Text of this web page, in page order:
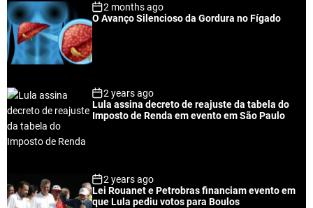
2 months ago
O Avanço Silencioso da Gordura no Fígado
2 years ago
Lula assina decreto de reajuste da tabela do
Imposto de Renda em evento em São Paulo
2 years ago
Lei Rouanet e Petrobras financiam evento em
que Lula pediu votos para Boulos